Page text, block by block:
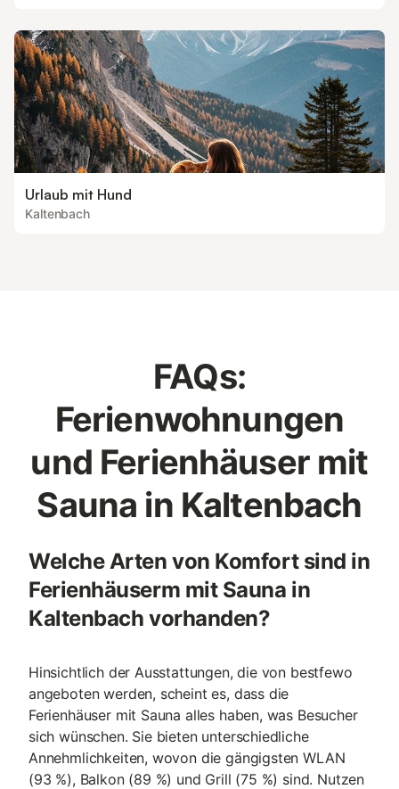
Urlaub mit Hund
Kaltenbach
FAQs:
Ferienwohnungen
und Ferienhäuser mit
Sauna in Kaltenbach
Welche Arten von Komfort sind in
Ferienhäuserm mit Sauna in
Kaltenbach vorhanden?
Hinsichtlich der Ausstattungen, die von bestfewo
angeboten werden, scheint es, dass die
Ferienhäuser mit Sauna alles haben, was Besucher
sich wünschen. Sie bieten unterschiedliche
Annehmlichkeiten, wovon die gängigsten WLAN
(93 %), Balkon (89 %) und Grill (75 %) sind. Nutzen